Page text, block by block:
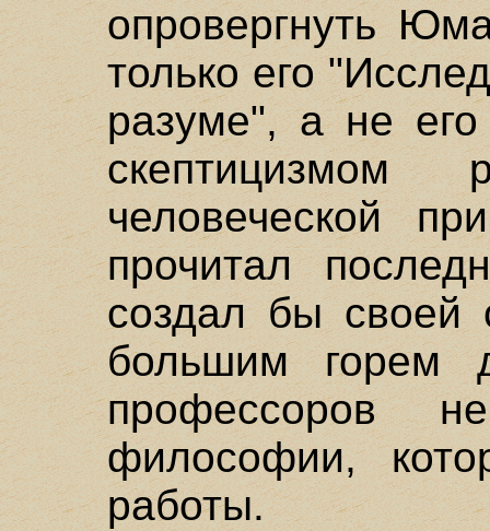
опровергнуть
только его
разуме", а не его
человеческой
прочитал
создал бы
большим горем
профессоров
философии,
работы.